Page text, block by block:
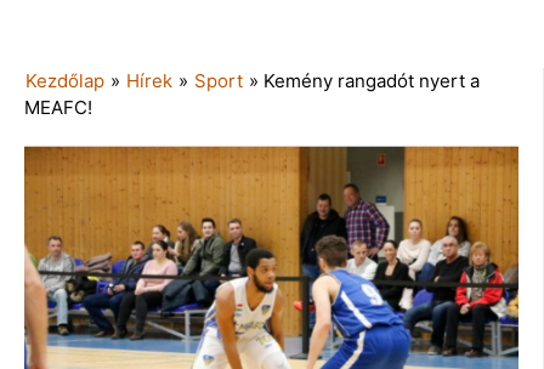
Kezdőlap » Hírek » Sport » Kemény rangadót nyert a
MEAFC!